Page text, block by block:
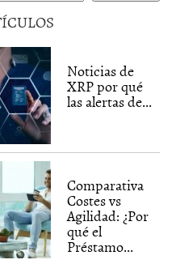
Noticias de
XRP por qué
las alertas de...
Comparativa
Costes vs
Agilidad: ¿Por
qué el
Préstamo...